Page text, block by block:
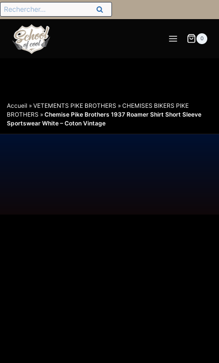
0
Accueil » VETEMENTS PIKE BROTHERS » CHEMISES BIKERS PIKE
BROTHERS » Chemise Pike Brothers 1937 Roamer Shirt Short Sleeve
Sportswear White – Coton Vintage